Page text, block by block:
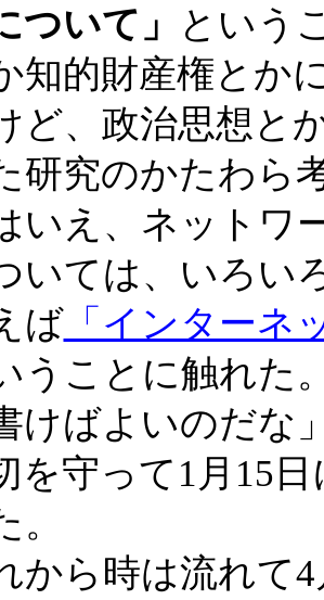
ついて」
という
知的財産権とか
ど、政治思想と
研究のかたわら
いえ、ネットワ
いては、いろい
ば「インターネ
うことに触れた
けばよいのだな
を守って1月15
。
から時は流れて